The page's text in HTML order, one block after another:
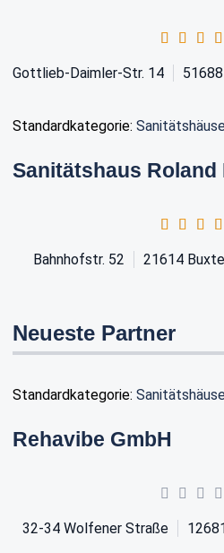
Gottlieb-Daimler-Str. 14 51688
Standardkategorie:
Sanitätshaus Roland
Bahnhofstr. 52 21614
Neueste Partner
Standardkategorie:
Rehavibe GmbH
32-34 Wolfener Straße